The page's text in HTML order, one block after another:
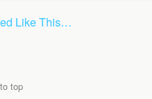
Like This…
top